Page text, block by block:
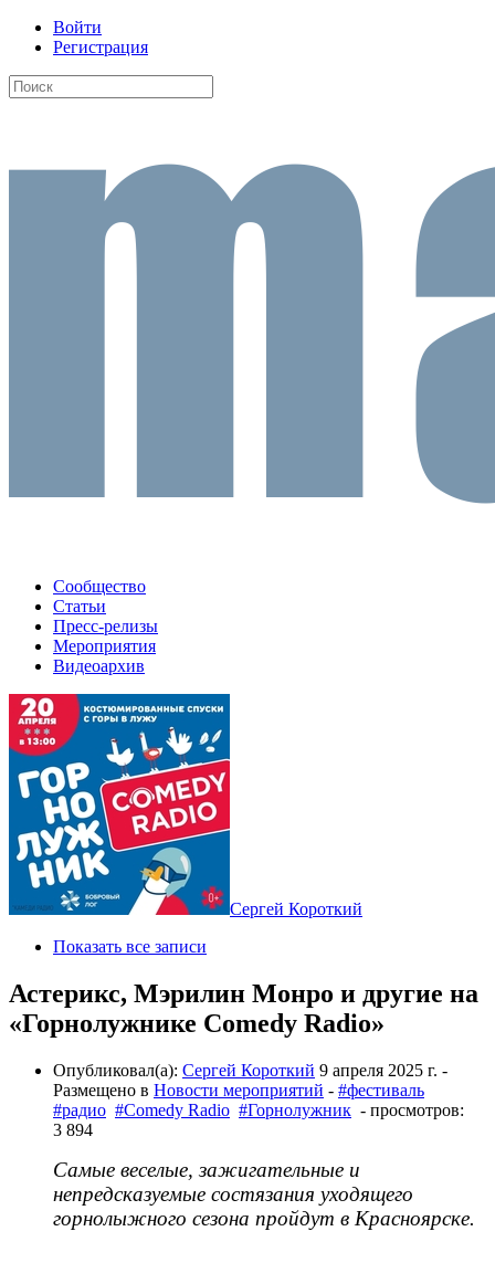
Войти
Регистрация
Сообщество
Статьи
Пресс-релизы
Мероприятия
Видеоархив
Сергей Короткий
Показать все записи
Астерикс, Мэрилин Монро и другие на
«Горнолужнике Comedy Radio»
Опубликовал(а): Сергей Короткий 9 апреля 2025 г. -
Размещено в Новости мероприятий - #фестиваль
#радио #Comedy Radio #Горнолужник - просмотров:
3 894
Самые веселые, зажигательные и
непредсказуемые состязания уходящего
горнолыжного сезона пройдут в Красноярске.